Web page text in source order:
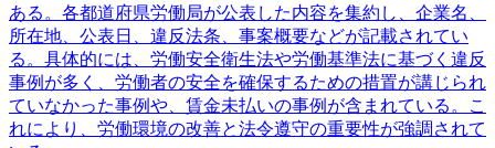
ある。各都道府県労働局が公表した内容を集約し、企業名、
所在地、公表日、違反法条、事案概要などが記載されてい
る。具体的には、労働安全衛生法や労働基準法に基づく違反
事例が多く、労働者の安全を確保するための措置が講じられ
ていなかった事例や、賃金未払いの事例が含まれている。こ
れにより、労働環境の改善と法令遵守の重要性が強調されて